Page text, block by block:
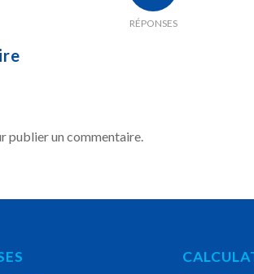
RÉPONSES
publier un commentaire.